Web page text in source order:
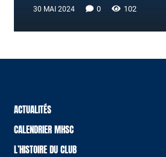
30 MAI 2024 0 102
ACTUALITÉS
CALENDRIER MHSC
L’HISTOIRE DU CLUB